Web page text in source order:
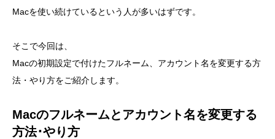
Macを使い続けているという人が多いはずです。
そこで今回は、
Macの初期設定で付けたフルネーム、アカウント名を変更する方
法・やり方をご紹介します。
Macのフルネームとアカウント名を変更する
方法･やり方